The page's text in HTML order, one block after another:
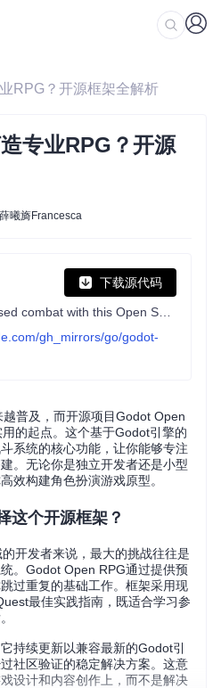
RPG？开源框架全解析
专业RPG？开源
曦旖Francesca
下载源代码
gh_mirrors/go/godot-
普及，而开源项目Godot Open
的起点。这个基于Godot引擎的
系统的核心功能，让你能够专注
。无论你是独立开发者还是小型
效构建角色扮演游戏原型。
这个开源框架？
开发者来说，最大的挑战往往是
。Godot Open RPG通过提供预
过重复的基础工作。框架采用现
最佳实践指南，既适合学习参
持续更新以兼容最新的Godot引
社区验证的稳定解决方案。这意
设计和内容创作上，而不是解决